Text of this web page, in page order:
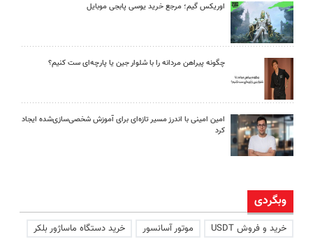
اوریکس گیم؛ مرجع خرید یوسی پابجی موبایل
چگونه پیراهن مردانه را با شلوار جین یا پارچه‌ای ست کنیم؟
امین امینی با اندرز مسیر تازه‌ای برای آموزش شخصی‌سازی‌شده ایجاد
کرد
وبگردی
خرید و فروش USDT موتور آسانسور
خرید دستگاه ماساژور بلکر